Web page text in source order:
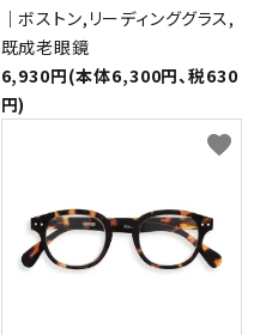
｜ボストン,リーディンググラス,
既成老眼鏡
6,930円(本体6,300円、税630
円)
favorite